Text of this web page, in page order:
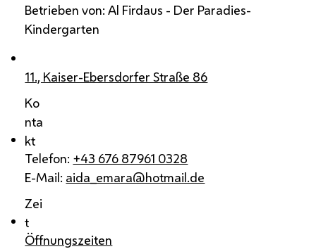
Betrieben von: Al Firdaus - Der Paradies-
Kindergarten
11., Kaiser-Ebersdorfer Straße 86
Ko
nta
kt
Telefon: +43 676 87961 0328
E-Mail: aida_emara@hotmail.de
Zei
t
Öffnungszeiten